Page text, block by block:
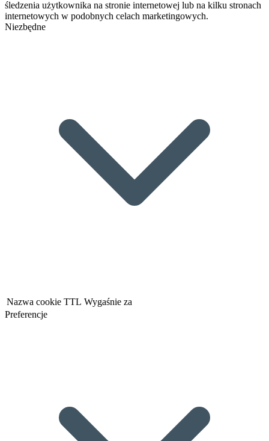
śledzenia użytkownika na stronie internetowej lub na kilku stronach
internetowych w podobnych celach marketingowych.
Niezbędne
Nazwa cookie TTL Wygaśnie za
Preferencje